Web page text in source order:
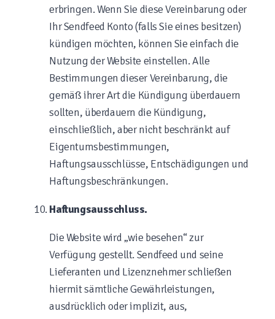
erbringen. Wenn Sie diese Vereinbarung oder
Ihr Sendfeed Konto (falls Sie eines besitzen)
kündigen möchten, können Sie einfach die
Nutzung der Website einstellen. Alle
Bestimmungen dieser Vereinbarung, die
gemäß ihrer Art die Kündigung überdauern
sollten, überdauern die Kündigung,
einschließlich, aber nicht beschränkt auf
Eigentumsbestimmungen,
Haftungsausschlüsse, Entschädigungen und
Haftungsbeschränkungen.
Haftungsausschluss.
Die Website wird „wie besehen“ zur
Verfügung gestellt. Sendfeed und seine
Lieferanten und Lizenznehmer schließen
hiermit sämtliche Gewährleistungen,
ausdrücklich oder implizit, aus,